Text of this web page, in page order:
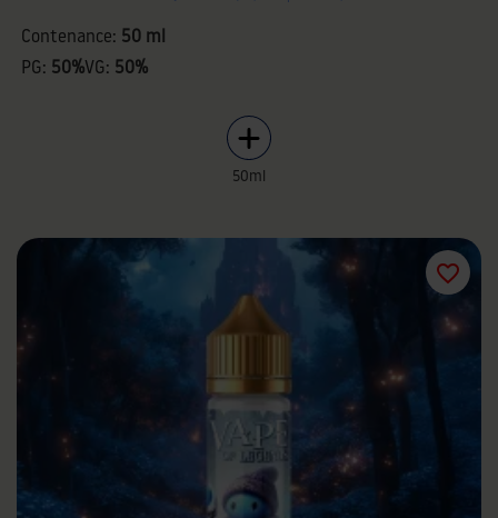
Contenance: 50 ml
PG: 50%VG: 50%
50ml
favorite_border